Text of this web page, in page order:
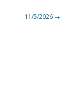
11/5/2026 →